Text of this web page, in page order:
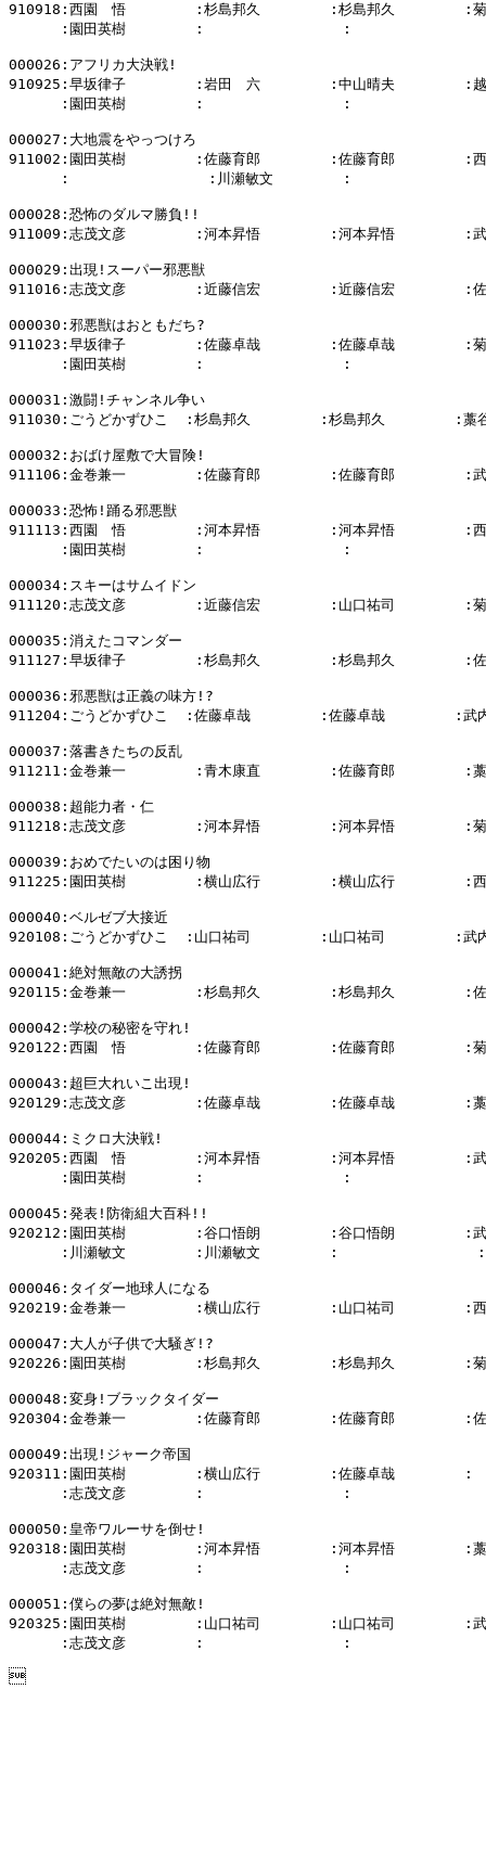
910918:西園　悟        :杉島邦久        :杉島邦久        :菊
:園田英樹        :                :
000026:アフリカ大決戦!
910925:早坂律子        :岩田　六        :中山晴夫        :越
:園田英樹        :                :
000027:大地震をやっつけろ
911002:園田英樹        :佐藤育郎        :佐藤育郎        :西
:                :川瀬敏文        :
000028:恐怖のダルマ勝負!!
911009:志茂文彦        :河本昇悟        :河本昇悟        :武
000029:出現!スーパー邪悪獣
911016:志茂文彦        :近藤信宏        :近藤信宏        :佐
000030:邪悪獣はおともだち?
911023:早坂律子        :佐藤卓哉        :佐藤卓哉        :菊
:園田英樹        :                :
000031:激闘!チャンネル争い
911030:ごうどかずひこ  :杉島邦久        :杉島邦久        :藁
000032:おばけ屋敷で大冒険!
911106:金巻兼一        :佐藤育郎        :佐藤育郎        :武
000033:恐怖!踊る邪悪獣
911113:西園　悟        :河本昇悟        :河本昇悟        :西
:園田英樹        :                :
000034:スキーはサムイドン
911120:志茂文彦        :近藤信宏        :山口祐司        :菊
000035:消えたコマンダー
911127:早坂律子        :杉島邦久        :杉島邦久        :佐
000036:邪悪獣は正義の味方!?
911204:ごうどかずひこ  :佐藤卓哉        :佐藤卓哉        :武
000037:落書きたちの反乱
911211:金巻兼一        :青木康直        :佐藤育郎        :藁
000038:超能力者・仁
911218:志茂文彦        :河本昇悟        :河本昇悟        :菊
000039:おめでたいのは困り物
911225:園田英樹        :横山広行        :横山広行        :西
000040:ベルゼブ大接近
920108:ごうどかずひこ  :山口祐司        :山口祐司        :武
000041:絶対無敵の大誘拐
920115:金巻兼一        :杉島邦久        :杉島邦久        :佐
000042:学校の秘密を守れ!
920122:西園　悟        :佐藤育郎        :佐藤育郎        :菊
000043:超巨大れいこ出現!
920129:志茂文彦        :佐藤卓哉        :佐藤卓哉        :藁
000044:ミクロ大決戦!
920205:西園　悟        :河本昇悟        :河本昇悟        :武
:園田英樹        :                :
000045:発表!防衛組大百科!!
920212:園田英樹        :谷口悟朗        :谷口悟朗        :武
      :川瀬敏文        :川瀬敏文        :                :
000046:タイダー地球人になる
920219:金巻兼一        :横山広行        :山口祐司        :西
000047:大人が子供で大騒ぎ!?
920226:園田英樹        :杉島邦久        :杉島邦久        :菊
000048:変身!ブラックタイダー
920304:金巻兼一        :佐藤育郎        :佐藤育郎        :佐
000049:出現!ジャーク帝国
920311:園田英樹        :横山広行        :佐藤卓哉        :
:志茂文彦        :                :
000050:皇帝ワルーサを倒せ!
920318:園田英樹        :河本昇悟        :河本昇悟        :藁
:志茂文彦        :                :
000051:僕らの夢は絶対無敵!
920325:園田英樹        :山口祐司        :山口祐司        :武
